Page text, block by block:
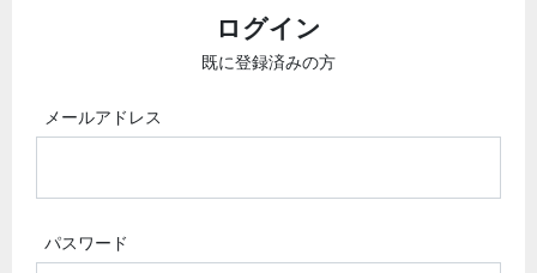
ログイン
既に登録済みの方
メールアドレス
パスワード